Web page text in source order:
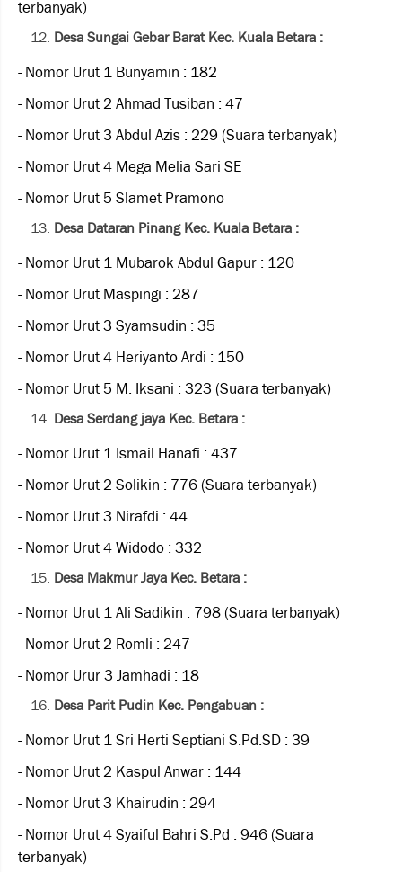
terbanyak)
Desa Sungai Gebar Barat Kec. Kuala Betara :
- Nomor Urut 1 Bunyamin : 182
- Nomor Urut 2 Ahmad Tusiban : 47
- Nomor Urut 3 Abdul Azis : 229 (Suara terbanyak)
- Nomor Urut 4 Mega Melia Sari SE
- Nomor Urut 5 Slamet Pramono
Desa Dataran Pinang Kec. Kuala Betara :
- Nomor Urut 1 Mubarok Abdul Gapur : 120
- Nomor Urut Maspingi : 287
- Nomor Urut 3 Syamsudin : 35
- Nomor Urut 4 Heriyanto Ardi : 150
- Nomor Urut 5 M. Iksani : 323 (Suara terbanyak)
Desa Serdang jaya Kec. Betara :
- Nomor Urut 1 Ismail Hanafi : 437
- Nomor Urut 2 Solikin : 776 (Suara terbanyak)
- Nomor Urut 3 Nirafdi : 44
- Nomor Urut 4 Widodo : 332
Desa Makmur Jaya Kec. Betara :
- Nomor Urut 1 Ali Sadikin : 798 (Suara terbanyak)
- Nomor Urut 2 Romli : 247
- Nomor Urur 3 Jamhadi : 18
Desa Parit Pudin Kec. Pengabuan :
- Nomor Urut 1 Sri Herti Septiani S.Pd.SD : 39
- Nomor Urut 2 Kaspul Anwar : 144
- Nomor Urut 3 Khairudin : 294
- Nomor Urut 4 Syaiful Bahri S.Pd : 946 (Suara
terbanyak)